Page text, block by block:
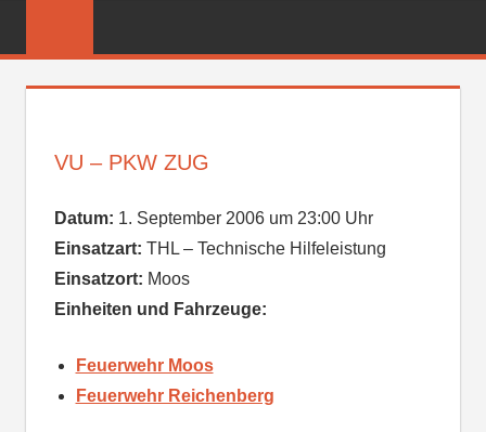
FEUERWEHR
VU – PKW ZUG
Datum: 1. September 2006 um 23:00 Uhr
Einsatzart: THL – Technische Hilfeleistung
Einsatzort: Moos
Einheiten und Fahrzeuge:
Feuerwehr Moos
Feuerwehr Reichenberg